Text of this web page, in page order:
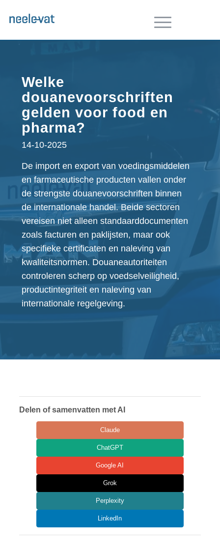
Welke
douanevoorschriften
gelden voor food en
pharma?
14-10-2025
De import en export van voedingsmiddelen
en farmaceutische producten vallen onder
de strengste douanevoorschriften binnen
de internationale handel. Beide sectoren
vereisen niet alleen standaarddocumenten
zoals facturen en paklijsten, maar ook
specifieke certificaten en naleving van
kwaliteitsnormen. Douaneautoriteiten
controleren scherp op voedselveiligheid,
productintegriteit en naleving van
internationale regelgeving.
Delen of samenvatten met AI
Claude
ChatGPT
Google AI
Grok
Perplexity
LinkedIn